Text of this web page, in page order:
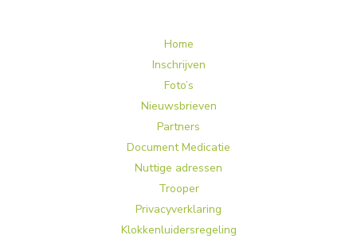
Home
Inschrijven
Foto’s
Nieuwsbrieven
Partners
Document Medicatie
Nuttige adressen
Trooper
Privacyverklaring
Klokkenluidersregeling